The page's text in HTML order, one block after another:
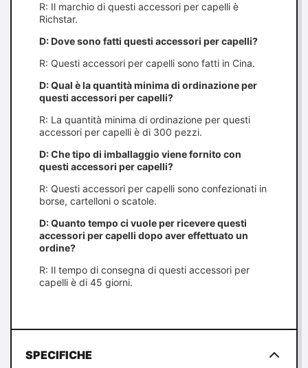
R: Il marchio di questi accessori per capelli è
Richstar.
D: Dove sono fatti questi accessori per capelli?
R: Questi accessori per capelli sono fatti in Cina.
D: Qual è la quantità minima di ordinazione per
questi accessori per capelli?
R: La quantità minima di ordinazione per questi
accessori per capelli è di 300 pezzi.
D: Che tipo di imballaggio viene fornito con
questi accessori per capelli?
R: Questi accessori per capelli sono confezionati in
borse, cartelloni o scatole.
D: Quanto tempo ci vuole per ricevere questi
accessori per capelli dopo aver effettuato un
ordine?
R: Il tempo di consegna di questi accessori per
capelli è di 45 giorni.
SPECIFICHE